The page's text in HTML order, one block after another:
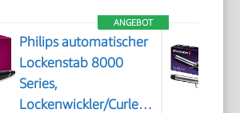
ANGEBOT
Philips automatischer
Lockenstab 8000
Series,
Lockenwickler/Curler,